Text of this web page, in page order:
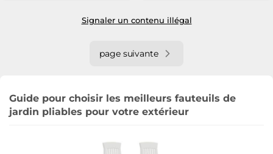
Signaler un contenu illégal
page suivante
Guide pour choisir les meilleurs fauteuils de
jardin pliables pour votre extérieur